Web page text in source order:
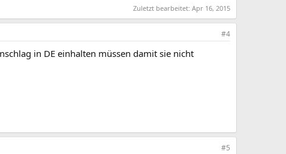
Zuletzt bearbeitet: Apr 16, 2015
#4
in DE einhalten müssen damit sie nicht
#5